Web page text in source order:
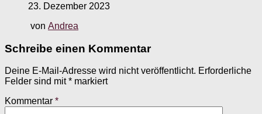
23. Dezember 2023
von Andrea
Schreibe einen Kommentar
Deine E-Mail-Adresse wird nicht veröffentlicht. Erforderliche
Felder sind mit* markiert
Kommentar *